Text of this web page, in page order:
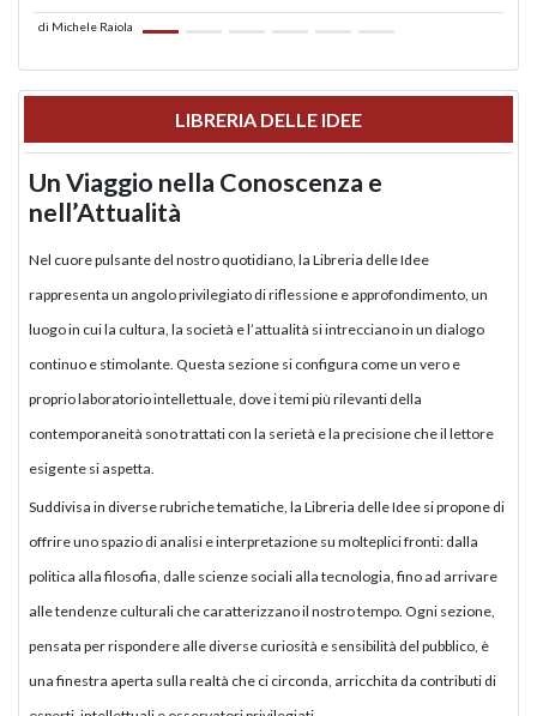
di Michele Raiola
LIBRERIA DELLE IDEE
Un Viaggio nella Conoscenza e
nell’Attualità
Nel cuore pulsante del nostro quotidiano, la Libreria delle Idee
rappresenta un angolo privilegiato di riflessione e approfondimento, un
luogo in cui la cultura, la società e l’attualità si intrecciano in un dialogo
continuo e stimolante. Questa sezione si configura come un vero e
proprio laboratorio intellettuale, dove i temi più rilevanti della
contemporaneità sono trattati con la serietà e la precisione che il lettore
esigente si aspetta.
Suddivisa in diverse rubriche tematiche, la Libreria delle Idee si propone di
offrire uno spazio di analisi e interpretazione su molteplici fronti: dalla
politica alla filosofia, dalle scienze sociali alla tecnologia, fino ad arrivare
alle tendenze culturali che caratterizzano il nostro tempo. Ogni sezione,
pensata per rispondere alle diverse curiosità e sensibilità del pubblico, è
una finestra aperta sulla realtà che ci circonda, arricchita da contributi di